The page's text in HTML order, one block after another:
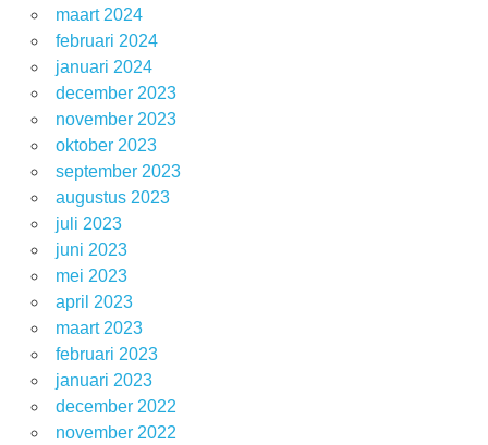
maart 2024
februari 2024
januari 2024
december 2023
november 2023
oktober 2023
september 2023
augustus 2023
juli 2023
juni 2023
mei 2023
april 2023
maart 2023
februari 2023
januari 2023
december 2022
november 2022